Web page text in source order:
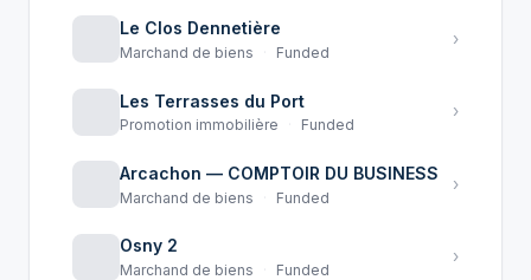
Le Clos Dennetière
Marchand de biens Funded
›
Les Terrasses du Port
Promotion immobilière Funded
›
Arcachon — COMPTOIR DU BUSINESS
Marchand de biens Funded
›
Osny 2
Marchand de biens Funded
›